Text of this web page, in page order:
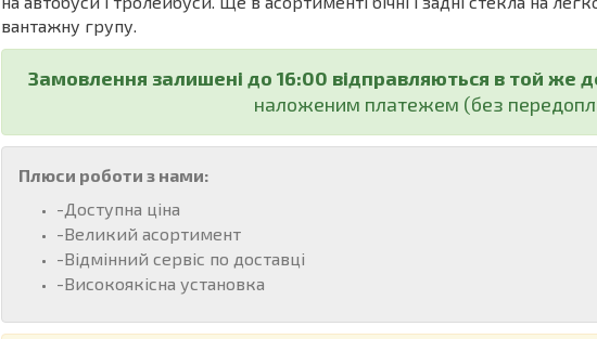
вантажну групу.
Замовлення залишені до 16:00 відправляються в той же
наложеним платежем (без
Плюси роботи з нами:
-Доступна ціна
-Великий асортимент
-Відмінний сервіс по доставці
-Високоякісна установка